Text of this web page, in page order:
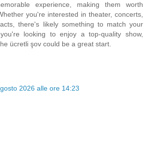
experience, making them worth
you're interested in theater, concerts,
there's likely something to match your
looking to enjoy a top-quality show,
ücretli şov could be a great start.
2026 alle ore 14:23